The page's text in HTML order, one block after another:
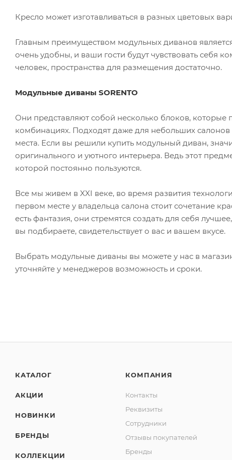
Кресло может изготавливаться в разных цветовых
Главным преимуществом модульных диванов
очень удобны, и ваши гости будут чувствовать себя
человек, пространства для размещения достаточно.
Модульные диваны SORENTO
Они представляют собой несколько блоков,
комбинациях. Подходят даже для небольших
места. Если вы решили купить модульный диван,
оригинального и уютного интерьера. Ведь этот
которой постоянно пользуются.
Все мы живем в XXI веке, во время развития
первом месте у владельца салона стоит сочетание
есть фантазия, они стремятся создать для себя
вы подбираете, свидетельствует о вас и вашем вкусе.
Выбрать модульные диваны вы можете у нас в
уточняйте у менеджеров возможность и сроки.
КАТАЛОГ
АКЦИИ
НОВИНКИ
БРЕНДЫ
КОЛЛЕКЦИИ
КОМПАНИЯ
Контакты
Реквизиты
Сотрудники
Отзывы покупателей
Бренды